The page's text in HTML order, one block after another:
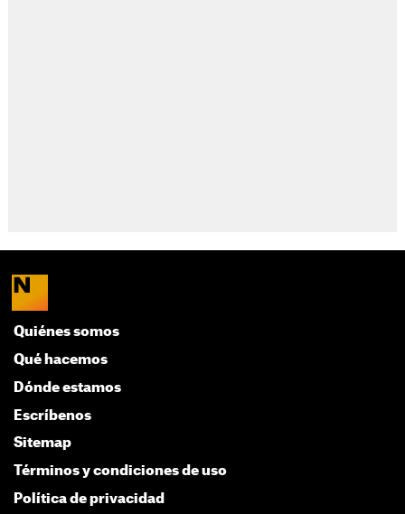
Quiénes somos
Qué hacemos
Dónde estamos
Escríbenos
Sitemap
Términos y condiciones de uso
Política de privacidad